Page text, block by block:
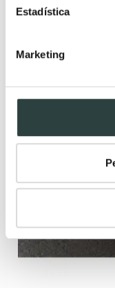
Estadística
Marketing